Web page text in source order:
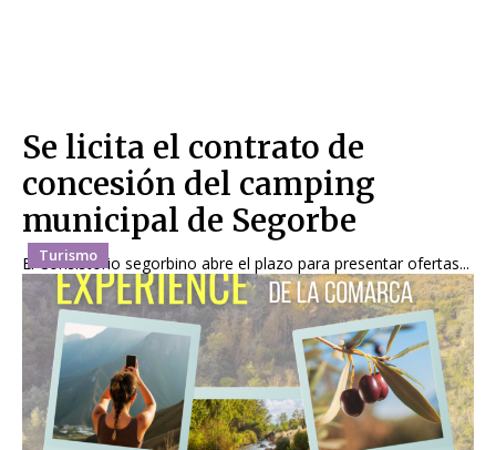
Turismo
Se licita el contrato de
concesión del camping
municipal de Segorbe
El Consistorio segorbino abre el plazo para presentar ofertas...